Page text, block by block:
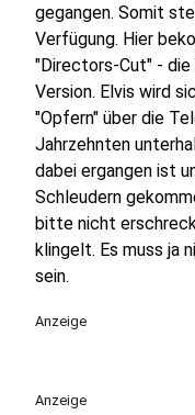
gegangen. Somit
Verfügung. Hier
"Directors-Cut" -
Version. Elvis wird
"Opfern" über die
Jahrzehnten
dabei ergangen ist
Schleudern
bitte nicht
klingelt. Es muss ja
sein.
Anzeige
Anzeige